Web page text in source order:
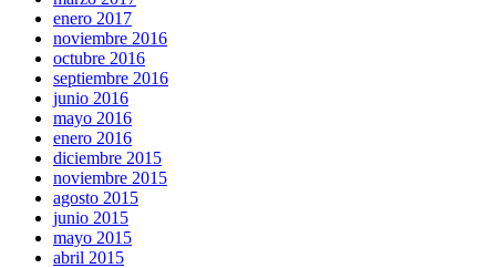
enero 2017
noviembre 2016
octubre 2016
septiembre 2016
junio 2016
mayo 2016
enero 2016
diciembre 2015
noviembre 2015
agosto 2015
junio 2015
mayo 2015
abril 2015